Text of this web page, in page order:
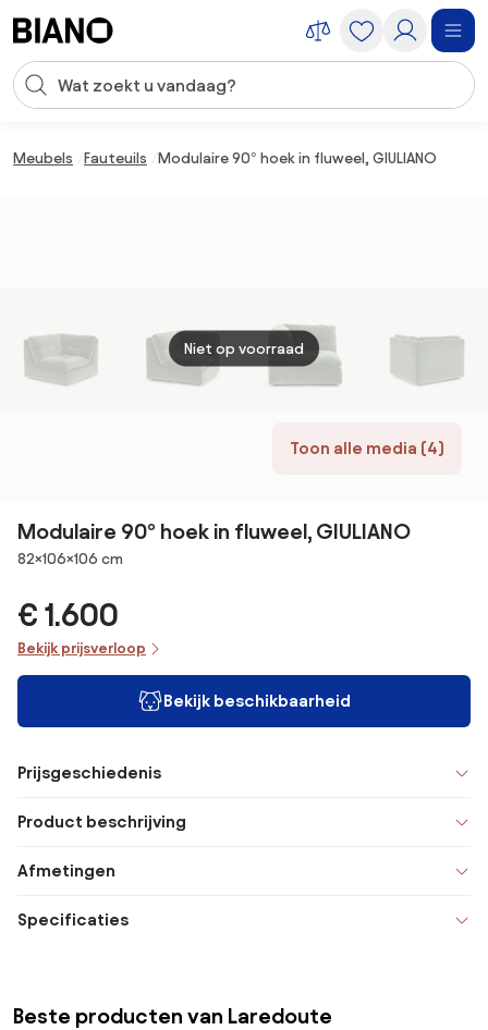
Zoekopdracht invoeren
Meubels Fauteuils Modulaire 90° hoek in fluweel, GIULIANO
Toon alle media (4)
Niet op voorraad
Modulaire 90° hoek in fluweel, GIULIANO
Afmetingen
82×106×106 cm
€ 1.600
Bekijk prijsverloop
Bekijk beschikbaarheid
Prijsgeschiedenis
Product beschrijving
Afmetingen
Specificaties
Beste producten van Laredoute